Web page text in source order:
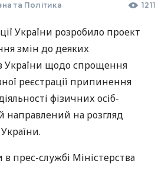
та Політика 1211
України розробило проект
змін до деяких
України щодо спрощення
реєстрації припинення
фізичних осіб-
направлений на розгляд
прес-службі Міністерства